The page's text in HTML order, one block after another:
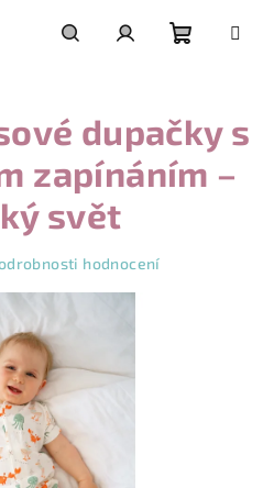
košík
dupačky s
zapínáním –
svět
hodnocení